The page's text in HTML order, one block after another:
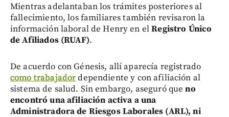
Mientras adelantaban los trámites posteriores al
fallecimiento, los familiares también revisaron la
información laboral de Henry en elRegistro Único
de Afiliados (RUAF).
De acuerdo con Génesis, allí aparecía registrado
como trabajadordependiente y con afiliación al
sistema de salud. Sin embargo, aseguró queno
encontró una afiliación activa a una
Administradora de Riesgos Laborales (ARL), ni